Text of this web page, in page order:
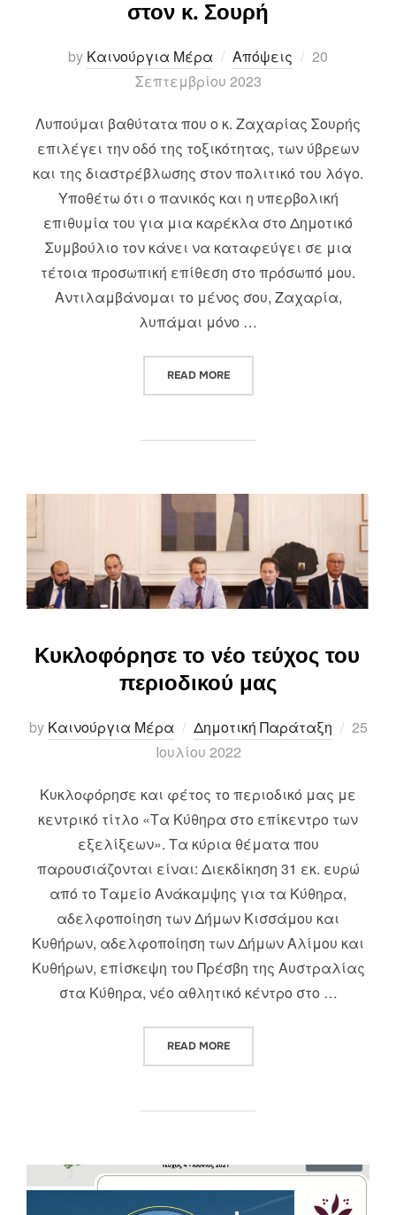
στον κ. Σουρή
by Καινούργια Μέρα Απόψεις
Posted
20
Σεπτεμβρίου 2023
Λυπούμαι βαθύτατα που ο κ. Ζαχαρίας Σουρής
επιλέγει την οδό της τοξικότητας, των ύβρεων
και της διαστρέβλωσης στον πολιτικό του λόγο.
Υποθέτω ότι ο πανικός και η υπερβολική
επιθυμία του για μια καρέκλα στο Δημοτικό
Συμβούλιο τον κάνει να καταφεύγει σε μια
τέτοια προσωπική επίθεση στο πρόσωπό μου.
Αντιλαμβάνομαι το μένος σου, Ζαχαρία,
λυπάμαι μόνο …
READ MORE“ΑΠΑΝΤΗΣΗ ΣΤΑΥΡΟΥΛΑΣ
Κυκλοφόρησε το νέο τεύχος του
περιοδικού μας
by Καινούργια Μέρα Δημοτική Παράταξη
Posted
25
Ιουλίου 2022
Κυκλοφόρησε και φέτος το περιοδικό μας με
κεντρικό τίτλο «Τα Κύθηρα στο επίκεντρο των
εξελίξεων». Τα κύρια θέματα που
παρουσιάζονται είναι: Διεκδίκηση 31 εκ. ευρώ
από το Ταμείο Ανάκαμψης για τα Κύθηρα,
αδελφοποίηση των Δήμων Κισσάμου και
Κυθήρων, αδελφοποίηση των Δήμων Αλίμου και
Κυθήρων, επίσκεψη του Πρέσβη της Αυστραλίας
στα Κύθηρα, νέο αθλητικό κέντρο στο …
READ MORE“ΚΥΚΛΟΦΟΡΗΣΕ ΤΟ ΝΕΟ